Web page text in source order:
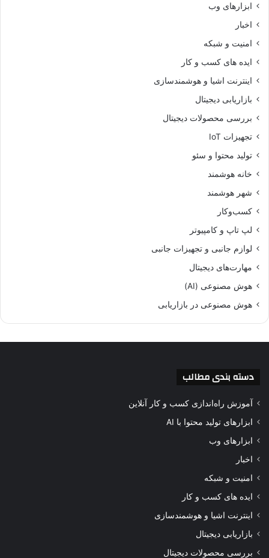
ابزارهای وب
اخبار
امنیت و شبکه
ایده های کسب و کار
اینترنت اشیا و هوشمندسازی
بازاریابی دیجیتال
بررسی محصولات دیجیتال
تجهیزات IoT
تولید محتوا و سئو
خانه هوشمند
شهر هوشمند
کسب‌وکار
لپ تاپ و کامپیوتر
لوازم جانبی و تجهیزات جانبی
مهارت‌های دیجیتال
هوش مصنوعی (AI)
هوش مصنوعی در بازاریابی
دسته بندی مطالب
آموزش راه‌اندازی کسب و کار آنلاین
ابزارهای تولید محتوا با AI
ابزارهای وب
اخبار
امنیت و شبکه
ایده های کسب و کار
اینترنت اشیا و هوشمندسازی
بازاریابی دیجیتال
بررسی محصولات دیجیتال